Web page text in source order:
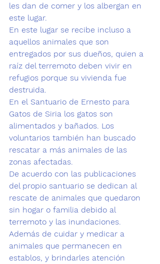
les dan de comer y los albergan en
este lugar.
En este lugar se recibe incluso a
aquellos animales que son
entregados por sus dueños, quien a
raíz del terremoto deben vivir en
refugios porque su vivienda fue
destruida.
En el Santuario de Ernesto para
Gatos de Siria los gatos son
alimentados y bañados. Los
voluntarios también han buscado
rescatar a más animales de las
zonas afectadas.
De acuerdo con las publicaciones
del propio santuario se dedican al
rescate de animales que quedaron
sin hogar o familia debido al
terremoto y las inundaciones.
Además de cuidar y medicar a
animales que permanecen en
establos, y brindarles atención